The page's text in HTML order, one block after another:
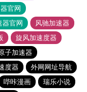
官网
器官网
风驰加速器
旋风加速度器
子加速器
度器
外网网址导航
哔咔漫画
瑞乐小说